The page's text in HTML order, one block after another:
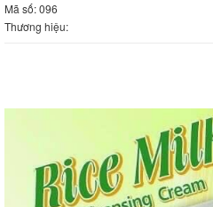
Mã số: 096
Thương hiệu: